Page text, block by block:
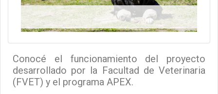
Conocé el funcionamiento del proyecto
desarrollado por la Facultad de Veterinaria
(FVET) y el programa APEX.